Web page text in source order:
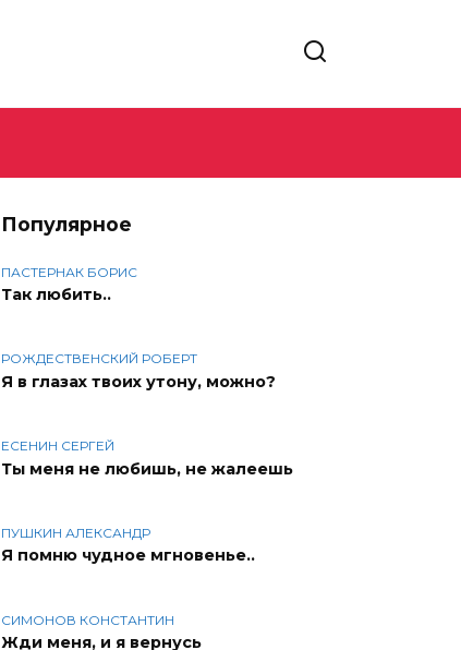
Популярное
ПАСТЕРНАК БОРИС
Так любить..
РОЖДЕСТВЕНСКИЙ РОБЕРТ
Я в глазах твоих утону, можно?
ЕСЕНИН СЕРГЕЙ
Ты меня не любишь, не жалеешь
ПУШКИН АЛЕКСАНДР
Я помню чудное мгновенье..
СИМОНОВ КОНСТАНТИН
Жди меня, и я вернусь